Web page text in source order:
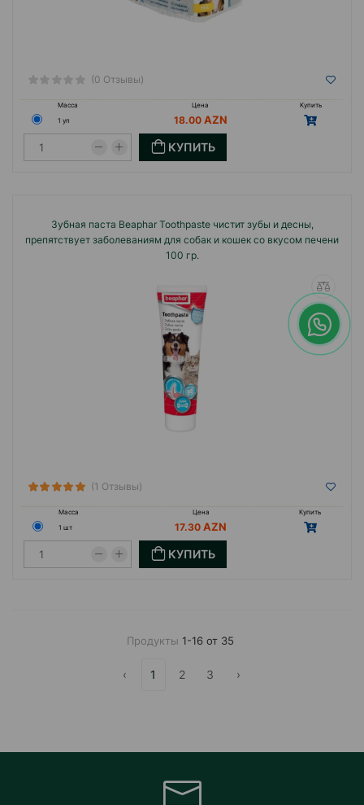
(0 Отзывы)
Масса Цена
Купить
1 уп
18.00
КУПИТЬ
Зубная паста Beaphar Toothpaste чистит зубы и десны,
препятствует заболеваниям для собак и кошек со вкусом печени
100 гр.
(1 Отзывы)
Масса Цена
Купить
1 шт
17.30
КУПИТЬ
Продукты 1-16 от 35
‹ 1 2 3 ›